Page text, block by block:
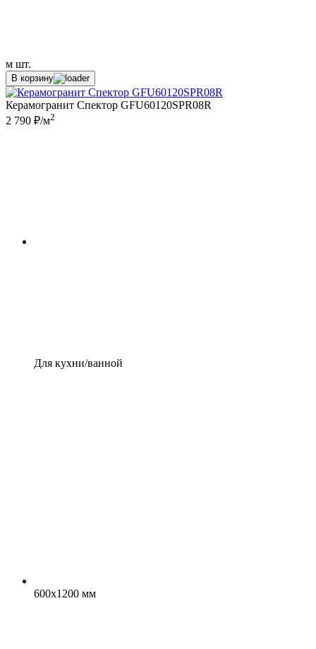
м шт.
В корзину
Керамогранит Спектор GFU60120SPR08R
2 790 ₽/м2
Для кухни/ванной
600x1200 мм